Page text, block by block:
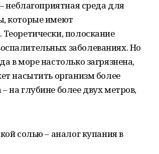
неблагоприятная среда для
которые имеют
полоскание
заболеваниях. Но
в море настолько загрязнена,
насытить организм более
на глубине более двух метров,
солью – аналог купания в